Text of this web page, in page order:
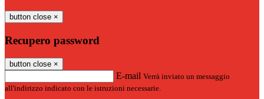
button close ×
Recupero password
button close ×
E-mail Verrà inviato un messaggio
all'indirizzo indicato con le istruzioni necessarie.